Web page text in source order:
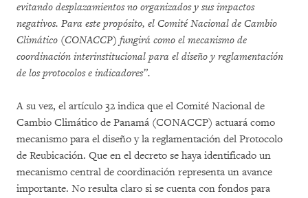
evitando desplazamientos no organizados y sus impactos
negativos. Para este propósito, el Comité Nacional de Cambio
Climático (CONACCP) fungirá como el mecanismo de
coordinación interinstitucional para el diseño y reglamentación
de los protocolos e indicadores”.
A su vez, el artículo 32 indica que el Comité Nacional de
Cambio Climático de Panamá (CONACCP) actuará como
mecanismo para el diseño y la reglamentación del Protocolo
de Reubicación. Que en el decreto se haya identificado un
mecanismo central de coordinación representa un avance
importante. No resulta claro si se cuenta con fondos para